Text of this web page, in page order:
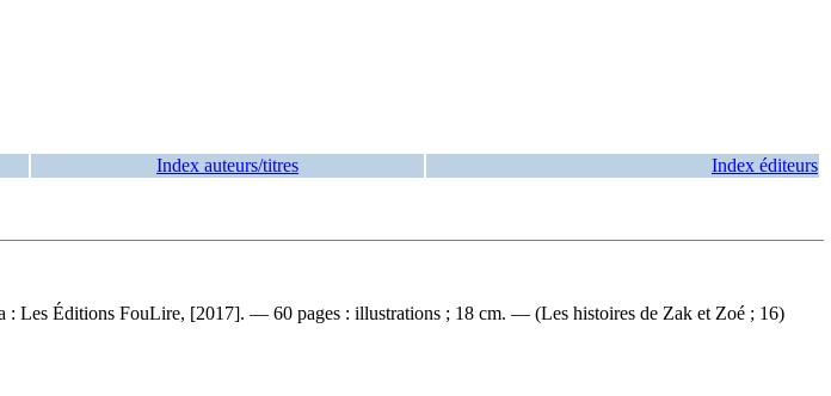
Index auteurs/titres Index éditeurs
Les Éditions FouLire, [2017]. — 60 pages : illustrations ; 18 cm. — (Les histoires de Zak et Zoé ; 16)